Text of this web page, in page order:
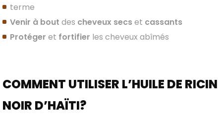
terme
Venir à bout des cheveux secset cassants
Protéger et fortifier les cheveux abîmés
COMMENT UTILISER L’HUILE DE RICIN
NOIR D’HAÏTI?